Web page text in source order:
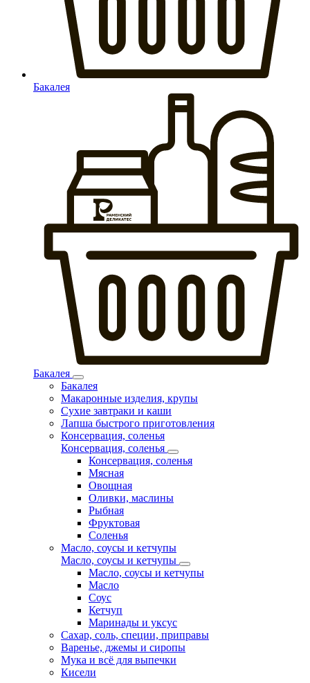
Бакалея
Бакалея
Бакалея
Макаронные изделия, крупы
Сухие завтраки и каши
Лапша быстрого приготовления
Консервация, соленья
Консервация, соленья
Консервация, соленья
Мясная
Овощная
Оливки, маслины
Рыбная
Фруктовая
Соленья
Масло, соусы и кетчупы
Масло, соусы и кетчупы
Масло, соусы и кетчупы
Масло
Соус
Кетчуп
Маринады и уксус
Сахар, соль, специи, приправы
Варенье, джемы и сиропы
Мука и всё для выпечки
Кисели